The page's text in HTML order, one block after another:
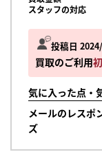
投稿日
買取のご利用
気に入った点・
メールのレスポ
ズ
スタッフの対応